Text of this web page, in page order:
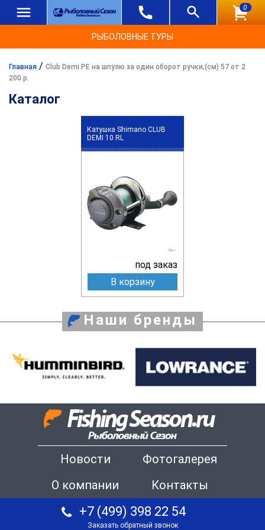
0
РЫБОЛОВНЫЕ ТУРЫ
Главная / Club Demi PE на шпулю за один оборот ручки,(см) 57 от 2
200 р.
Каталог
Катушка Shimano CLUB
DEMI 10 RL
под заказ
В корзину
Наши бренды
Новости
Фотогалерея
О компании
Контакты
+7 (499) 398 22 54
Заказать обратный звонок